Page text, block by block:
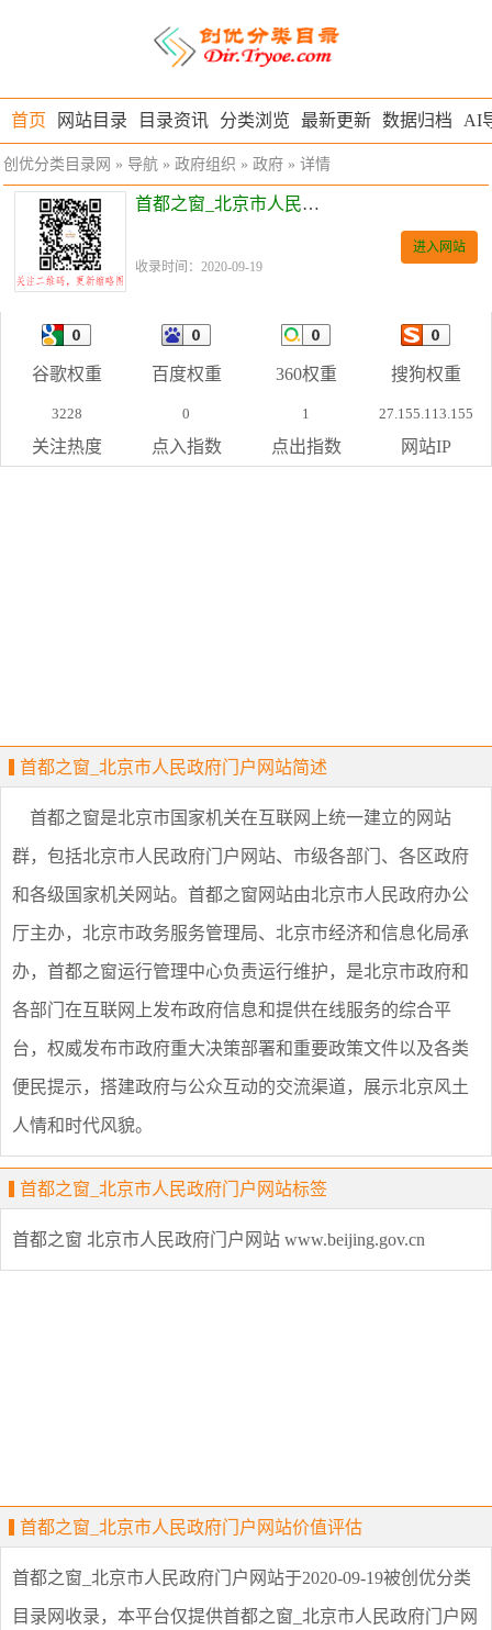
首页 网站目录 目录资讯 分类浏览 最新更新 数据归档 AI
创优分类目录网 » 导航 » 政府组织 » 政府 » 详情
首都之窗_北京市人民政府门户网站
收录时间：2020-09-19
进入网站
谷歌权重 百度权重 360权重 搜狗权重
3228
关注热度
0
点入指数
1
点出指数
27.155.113.155
网站IP
首都之窗_北京市人民政府门户网站简述
首都之窗是北京市国家机关在互联网上统一建立的网站
群，包括北京市人民政府门户网站、市级各部门、各区政府
和各级国家机关网站。首都之窗网站由北京市人民政府办公
厅主办，北京市政务服务管理局、北京市经济和信息化局承
办，首都之窗运行管理中心负责运行维护，是北京市政府和
各部门在互联网上发布政府信息和提供在线服务的综合平
台，权威发布市政府重大决策部署和重要政策文件以及各类
便民提示，搭建政府与公众互动的交流渠道，展示北京风土
人情和时代风貌。
首都之窗_北京市人民政府门户网站标签
首都之窗 北京市人民政府门户网站 www.beijing.gov.cn
首都之窗_北京市人民政府门户网站价值评估
首都之窗_北京市人民政府门户网站于2020-09-19被创优分类
目录网收录，本平台仅提供首都之窗_北京市人民政府门户网